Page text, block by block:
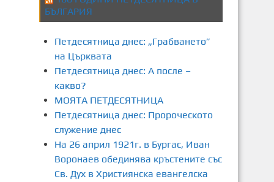
БЪЛГАРИЯ
Петдесятница днес: „Грабването”
на Църквата
Петдесятница днес: А после –
какво?
МОЯТА ПЕТДЕСЯТНИЦА
Петдесятница днес: Пророческото
служение днес
На 26 април 1921г. в Бургас, Иван
Воронаев обединява кръстените със
Св. Дух в Християнска евангелска